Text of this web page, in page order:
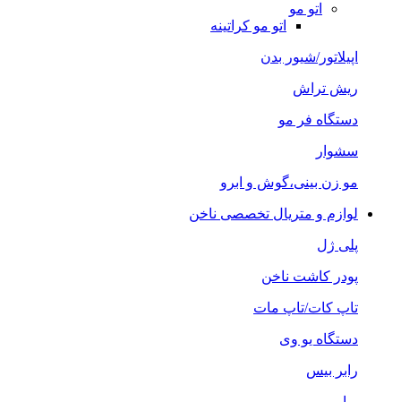
اتو مو
اتو مو کراتینه
اپیلاتور/شیور بدن
ریش تراش
دستگاه فر مو
سشوار
مو زن بینی،گوش و ابرو
لوازم و متریال تخصصی ناخن
پلی ژل
پودر کاشت ناخن
تاپ کات/تاپ مات
دستگاه یو وی
رابر بیس